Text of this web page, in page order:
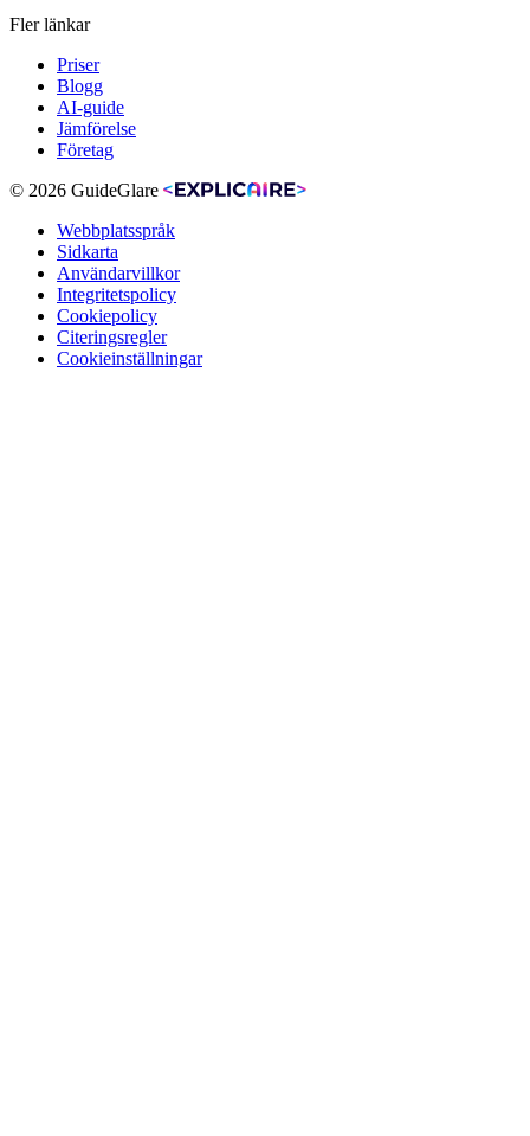
Fler länkar
Priser
Blogg
AI-guide
Jämförelse
Företag
© 2026 GuideGlare
Webbplatsspråk
Sidkarta
Användarvillkor
Integritetspolicy
Cookiepolicy
Citeringsregler
Cookieinställningar